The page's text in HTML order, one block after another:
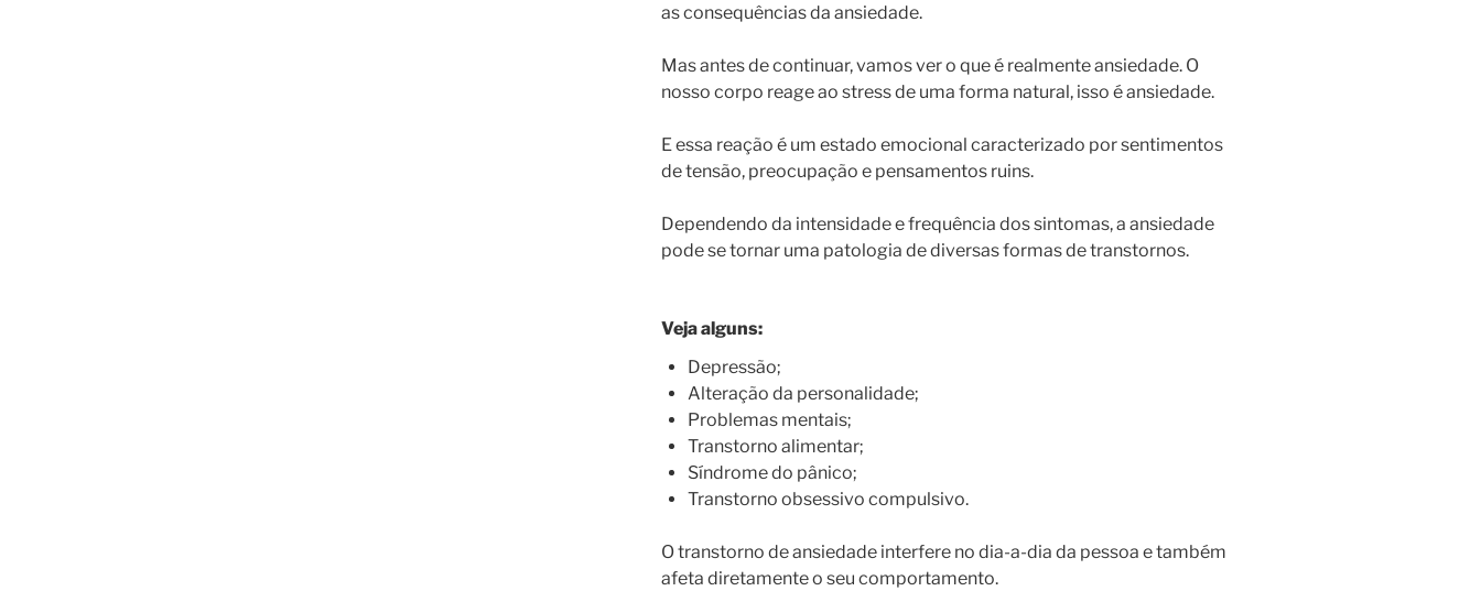
as consequências da ansiedade.
Mas antes de continuar, vamos ver o que é realmente ansiedade. O
nosso corpo reage ao stress de uma forma natural, isso é ansiedade.
E essa reação é um estado emocional caracterizado por sentimentos
de tensão, preocupação e pensamentos ruins.
Dependendo da intensidade e frequência dos sintomas, a ansiedade
pode se tornar uma patologia de diversas formas de transtornos.
Veja alguns:
Depressão;
Alteração da personalidade;
Problemas mentais;
Transtorno alimentar;
Síndrome do pânico;
Transtorno obsessivo compulsivo.
O transtorno de ansiedade interfere no dia-a-dia da pessoa e também
afeta diretamente o seu comportamento.